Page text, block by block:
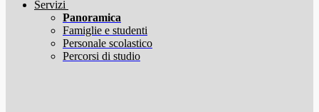
Servizi
Panoramica
Famiglie e studenti
Personale scolastico
Percorsi di studio